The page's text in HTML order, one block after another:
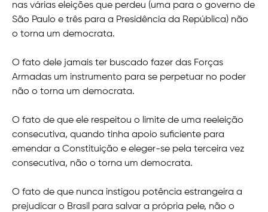
nas várias eleições que perdeu (uma para o governo de
São Paulo e três para a Presidência da República) não
o torna um democrata.
O fato dele jamais ter buscado fazer das Forças
Armadas um instrumento para se perpetuar no poder
não o torna um democrata.
O fato de que ele respeitou o limite de uma reeleição
consecutiva, quando tinha apoio suficiente para
emendar a Constituição e eleger-se pela terceira vez
consecutiva, não o torna um democrata.
O fato de que nunca instigou potência estrangeira a
prejudicar o Brasil para salvar a própria pele, não o